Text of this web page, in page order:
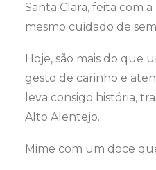
Santa Clara, feita com
mesmo cuidado de
Hoje, são mais do que
gesto de carinho e
leva consigo história,
Alto Alentejo.
Mime com um doce